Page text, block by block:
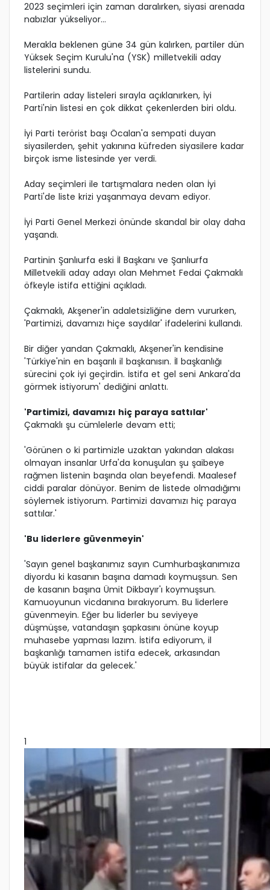
2023 seçimleri için zaman daralırken, siyasi arenada
nabızlar yükseliyor...
Merakla beklenen güne 34 gün kalırken, partiler dün
Yüksek Seçim Kurulu'na (YSK) milletvekili aday
listelerini sundu.
Partilerin aday listeleri sırayla açıklanırken, İyi
Parti'nin listesi en çok dikkat çekenlerden biri oldu.
İyi Parti terörist başı Öcalan'a sempati duyan
siyasilerden, şehit yakınına küfreden siyasilere kadar
birçok isme listesinde yer verdi.
Aday seçimleri ile tartışmalara neden olan İyi
Parti'de liste krizi yaşanmaya devam ediyor.
İyi Parti Genel Merkezi önünde skandal bir olay daha
yaşandı.
Partinin Şanlıurfa eski İl Başkanı ve Şanlıurfa
Milletvekili aday adayı olan Mehmet Fedai Çakmaklı
öfkeyle istifa ettiğini açıkladı.
Çakmaklı, Akşener'in adaletsizliğine dem vururken,
'Partimizi, davamızı hiçe saydılar' ifadelerini kullandı.
Bir diğer yandan Çakmaklı, Akşener'in kendisine
'Türkiye'nin en başarılı il başkanısın. İl başkanlığı
sürecini çok iyi geçirdin. İstifa et gel seni Ankara'da
görmek istiyorum' dediğini anlattı.
'Partimizi, davamızı hiç paraya sattılar'
Çakmaklı şu cümlelerle devam etti;
'Görünen o ki partimizle uzaktan yakından alakası
olmayan insanlar Urfa'da konuşulan şu şaibeye
rağmen listenin başında olan beyefendi. Maalesef
ciddi paralar dönüyor. Benim de listede olmadığımı
söylemek istiyorum. Partimizi davamızı hiç paraya
sattılar.'
'Bu liderlere güvenmeyin'
'Sayın genel başkanımız sayın Cumhurbaşkanımıza
diyordu ki kasanın başına damadı koymuşsun. Sen
de kasanın başına Ümit Dikbayır'ı koymuşsun.
Kamuoyunun vicdanına bırakıyorum. Bu liderlere
güvenmeyin. Eğer bu liderler bu seviyeye
düşmüşse, vatandaşın şapkasını önüne koyup
muhasebe yapması lazım. İstifa ediyorum, il
başkanlığı tamamen istifa edecek, arkasından
büyük istifalar da gelecek.'
1